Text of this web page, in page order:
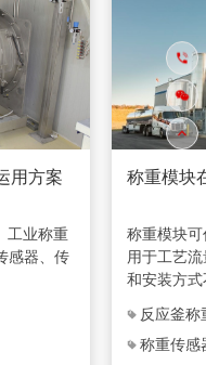
用方案
工业称重
感器、传
称重模块
称重模块
用于工艺
和安装方
合使用。
反应釜称
称重传感